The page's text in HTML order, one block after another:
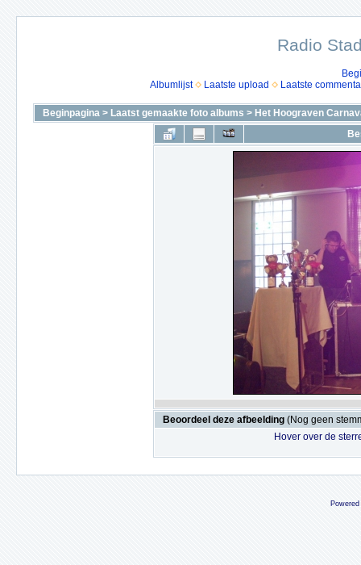
Radio
Albumlijst
Laatste upload Laatste
Beginpagina > Laatst gemaakte foto albums > Het Hoograven
Beoordeel deze afbeelding (Nog geen
Hover over de